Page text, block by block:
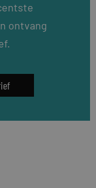
ontvang